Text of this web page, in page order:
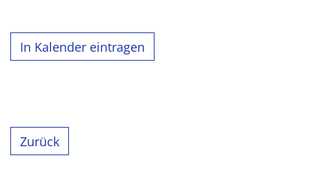
In Kalender eintragen
Zurück